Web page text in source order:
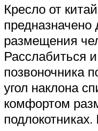
Кресло от
предназначено
размещения
Расслабиться
позвоночника
угол наклона
комфортом